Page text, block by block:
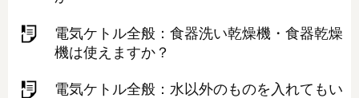
電気ケトル全般：食器洗い乾燥機・食器乾燥
機は使えますか？
電気ケトル全般：水以外のものを入れてもい